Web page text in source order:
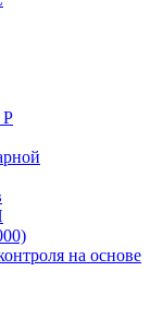
Р
на основе